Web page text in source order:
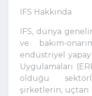
IFS Hakkında
IFS, dünya
ve bakım-
endüstriyel
Uygulamaları
olduğu
şirketlerin, uçtan